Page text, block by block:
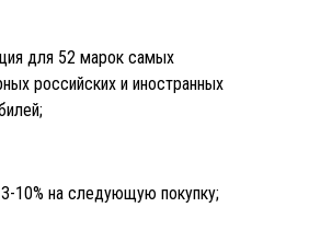
для 52 марок самых
российских и иностранных
10% на следующую покупку;